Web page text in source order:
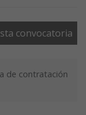
convocatoria
de contratación